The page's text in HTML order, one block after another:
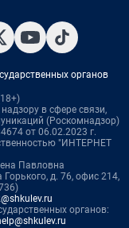
органов
в сфере связи,
(Роскомнадзор)
от 06.02.2023 г.
"ИНТЕРНЕТ
Павловна
д. 76, офис 214,
органов: